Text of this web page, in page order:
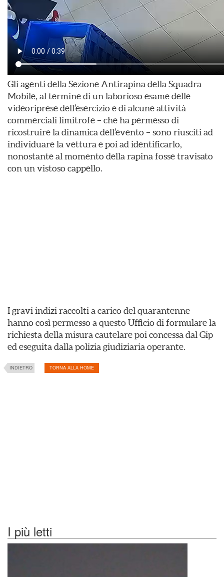
Gli agenti della Sezione Antirapina della Squadra
Mobile, al termine di un laborioso esame delle
videoriprese dell’esercizio e di alcune attività
commerciali limitrofe – che ha permesso di
ricostruire la dinamica dell’evento – sono riusciti ad
individuare la vettura e poi ad identificarlo,
nonostante al momento della rapina fosse travisato
con un vistoso cappello.
I gravi indizi raccolti a carico del quarantenne
hanno così permesso a questo Ufficio di formulare la
richiesta della misura cautelare poi concessa dal Gip
ed eseguita dalla polizia giudiziaria operante.
INDIETRO TORNA ALLA HOME
I più letti